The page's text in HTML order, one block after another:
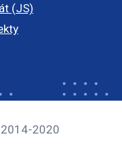
(JS)
2014-2020